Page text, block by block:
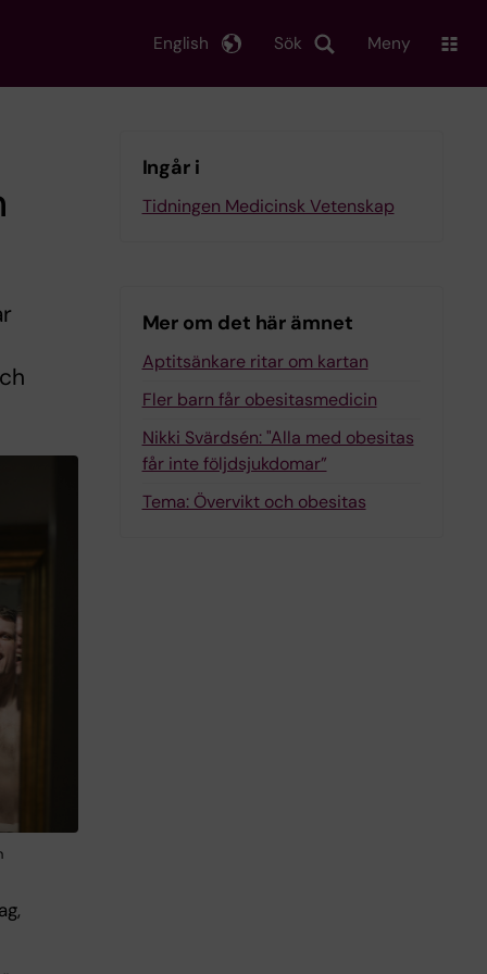
Sök
English Meny
Ingår i
Tidningen Medicinsk Vetenskap
Mer om det här ämnet
Aptitsänkare ritar om kartan
Fler barn får obesitasmedicin
Nikki Svärdsén: "Alla med obesitas
får inte följdsjukdomar”
Tema: Övervikt och obesitas